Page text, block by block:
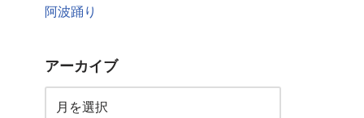
阿波踊り
アーカイブ